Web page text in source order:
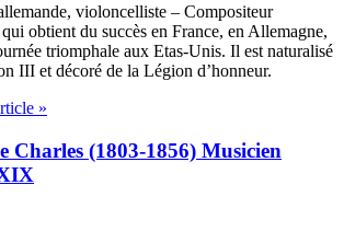
violoncelliste – Compositeur
qui obtient du succès en France, en Allemagne,
triomphale aux Etas-Unis. Il est naturalisé
III et décoré de la Légion d’honneur.
»
Charles (1803-1856) Musicien